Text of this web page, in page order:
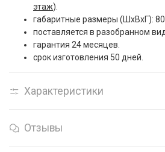
этаж).
габаритные размеры (ШxВxГ):
поставляется в разобранном
гарантия 24 месяцев.
срок изготовления 50 дней.
Характеристики
Отзывы